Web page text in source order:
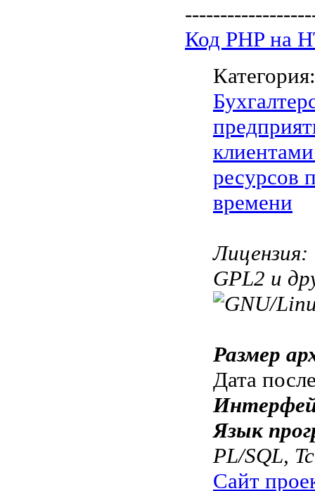
Код PHP на
ресурсов
времени
Лицензия:
GPL2 и
Размер
Дата
Язык
PL/SQL,
Сайт